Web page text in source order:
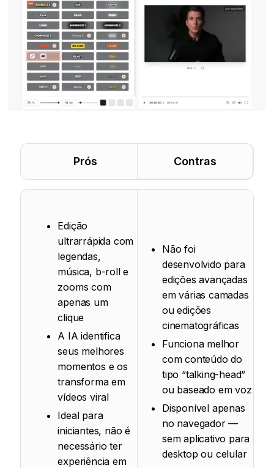
Prós Contras
Edição
ultrarrápida com
legendas,
música, b-roll e
zooms com
apenas um
clique
A IA identifica
seus melhores
momentos e os
transforma em
vídeos viral
Ideal para
iniciantes, não é
necessário ter
experiência em
Não foi
desenvolvido para
edições avançadas
em várias camadas
ou edições
cinematográficas
Funciona melhor
com conteúdo do
tipo “talking-head”
ou baseado em voz
Disponível apenas
no navegador —
sem aplicativo para
desktop ou celular